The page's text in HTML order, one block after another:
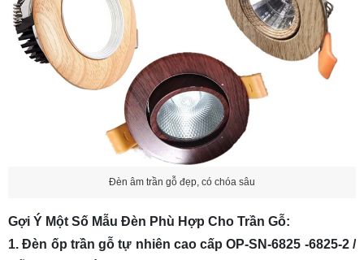
Đèn âm trần gỗ đẹp, có chóa sâu
Gợi Ý Một Số Mẫu Đèn Phù Hợp Cho Trần Gỗ:
1. Đèn ốp trần gỗ tự nhiên cao cấp OP-SN-6825 -6825-2 /